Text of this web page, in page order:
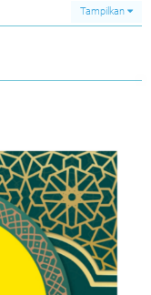
Tampilkan